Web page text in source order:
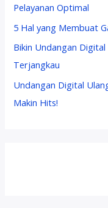
Pelayanan Optimal
5 Hal yang Membuat
Bikin Undangan
Terjangkau
Undangan Digital
Makin Hits!